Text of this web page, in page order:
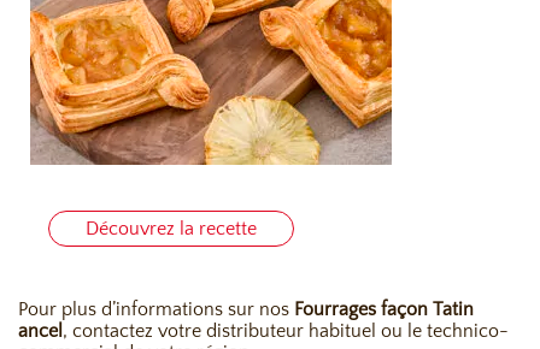
Découvrez la recette
Pour plus d’informations sur nos Fourrages façon Tatin
ancel , contactez votre distributeur habituel ou le technico-